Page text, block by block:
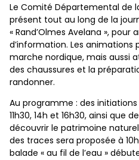
Le Comité Départemental de
présent tout au long de la
« Rand’Olmes Avelana », pour
d’information. Les animations
marche nordique, mais aussi
des chaussures et la
randonner.
Au programme : des
11h30, 14h et 16h30, ainsi que
découvrir le patrimoine
des traces sera proposée à
balade « au fil de l’eau »